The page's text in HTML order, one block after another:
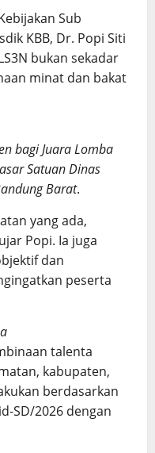
Sub
KBB, Dr. Popi Siti
bukan sekadar
minat dan bakat
bagi Juara Lomba
Satuan Dinas
Barat.
yang ada,
Popi. Ia juga
dan
peserta
talenta
kabupaten,
berdasarkan
SD/2026 dengan